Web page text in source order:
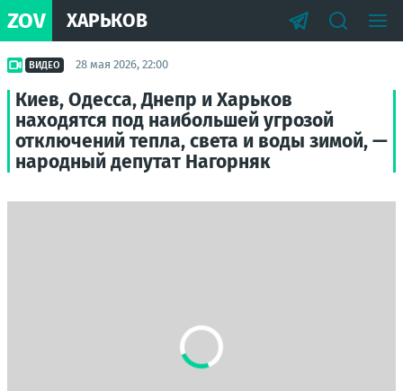
ZOV ХАРЬКОВ
ВИДЕО 28 мая 2026, 22:00
Киев, Одесса, Днепр и Харьков
находятся под наибольшей угрозой
отключений тепла, света и воды зимой, —
народный депутат Нагорняк